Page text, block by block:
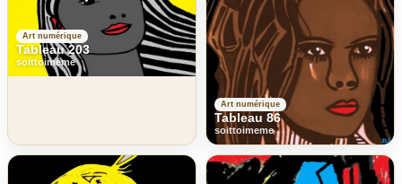
Art numérique
Tableau 203
soittoimeme
Art numérique
Tableau 86
soittoimeme